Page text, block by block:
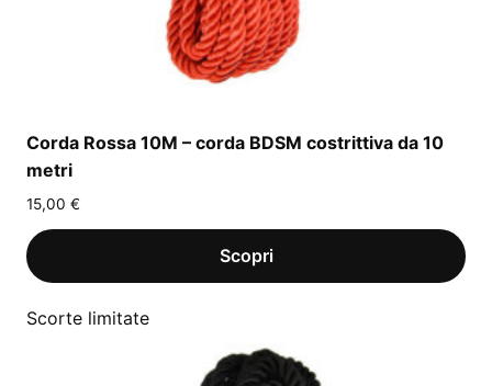
Corda Rossa 10M – corda BDSM costrittiva da 10
metri
15,00 €
Scorte limitate